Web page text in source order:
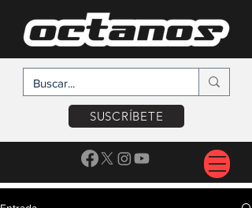
SUSCRÍBETE